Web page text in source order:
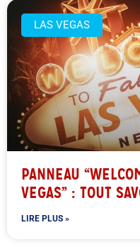
LAS VEGAS
PANNEAU
VEGAS” : TOUT
LIRE PLUS »